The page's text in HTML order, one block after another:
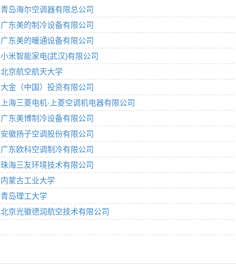
青岛海尔空调器有限总公司
广东美的制冷设备有限公司
广东美的暖通设备有限公司
小米智能家电(武汉)有限公司
北京航空航天大学
大金（中国）投资有限公司
上海三菱电机·上菱空调机电器有限公司
广东美博制冷设备有限公司
安徽扬子空调股份有限公司
广东欧科空调制冷有限公司
珠海三友环境技术有限公司
内蒙古工业大学
青岛理工大学
北京光徽德润航空技术有限公司